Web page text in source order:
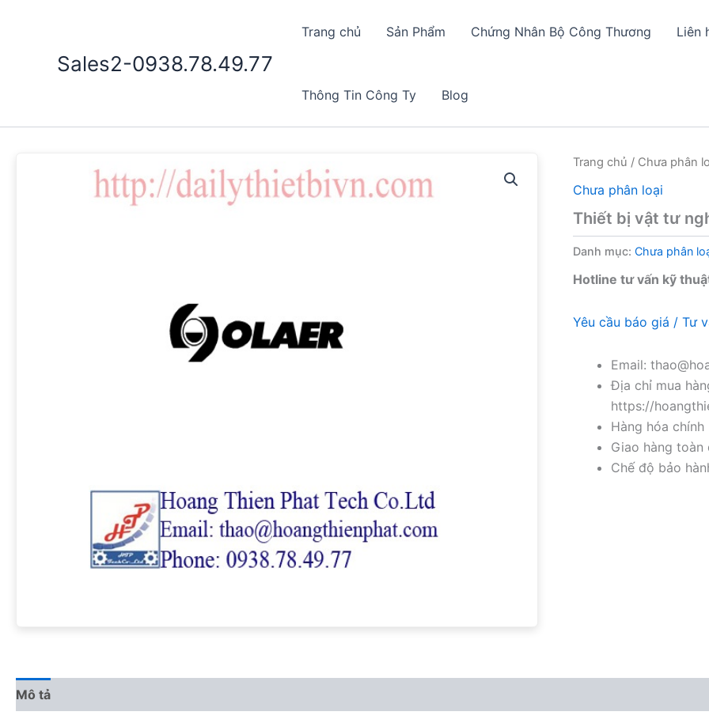
Sales2-0938.78.49.77
Trang chủ Sản Phẩm Chứng Nhân Bộ Công Thương Liên
Thông Tin Công Ty Blog
Trang chủ / Chưa phân
Chưa phân loại
Thiết bị vật tư
Danh mục:Chưa phân
Hotline tư vấn kỹ
Yêu cầu báo giá / Tư
Email:
Địa chỉ mua
https://
Hàng hóa
Giao hàng
Chế độ bảo
Mô tả